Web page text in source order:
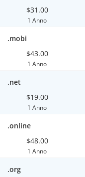
$31.00
1 Anno
.mobi
$43.00
1 Anno
.net
$19.00
1 Anno
.online
$48.00
1 Anno
.org